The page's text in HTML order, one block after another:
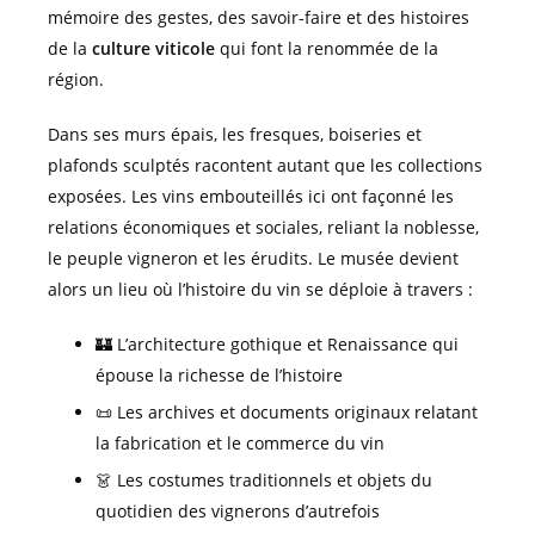
mémoire des gestes, des savoir-faire et des histoires
de la culture viticole qui font la renommée de la
région.
Dans ses murs épais, les fresques, boiseries et
plafonds sculptés racontent autant que les collections
exposées. Les vins embouteillés ici ont façonné les
relations économiques et sociales, reliant la noblesse,
le peuple vigneron et les érudits. Le musée devient
alors un lieu où l’histoire du vin se déploie à travers :
🏰 L’architecture gothique et Renaissance qui
épouse la richesse de l’histoire
📜 Les archives et documents originaux relatant
la fabrication et le commerce du vin
👗 Les costumes traditionnels et objets du
quotidien des vignerons d’autrefois